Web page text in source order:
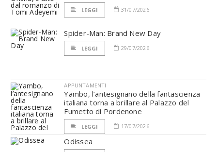
LEGGI 31/07/2026
Spider-Man: Brand New Day
LEGGI 29/07/2026
APPUNTAMENTI
Yambo, l’antesignano della fantascienza
italiana torna a brillare al Palazzo del
Fumetto di Pordenone
LEGGI 17/07/2026
Odissea